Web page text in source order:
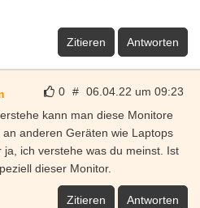
Zitieren Antworten
0 # 06.04.22 um 09:23
kann man diese Monitore
anderen Geräten wie Laptops
ja, ich verstehe was du meinst. Ist
dieser Monitor.
Zitieren Antworten